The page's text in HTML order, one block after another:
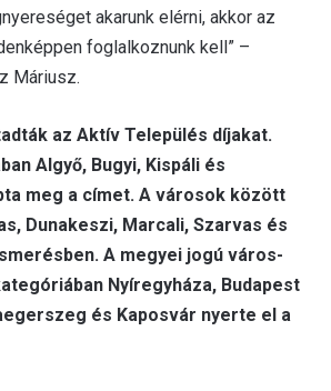
akarunk elérni, akkor az
foglalkoznunk kell” –
Máriusz.
az Aktív Település díjakat.
Algyő, Bugyi, Kispáli és
meg a címet. A városok között
Dunakeszi, Marcali, Szarvas és
A megyei jogú város-
Nyíregyháza, Budapest
és Kaposvár nyerte el a